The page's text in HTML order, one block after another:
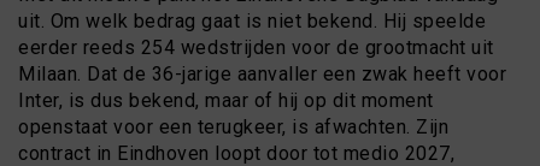
uit. Om welk bedrag gaat is niet bekend. Hij speelde
eerder reeds 254 wedstrijden voor de grootmacht uit
Milaan. Dat de 36-jarige aanvaller een zwak heeft voor
Inter, is dus bekend, maar of hij op dit moment
openstaat voor een terugkeer, is afwachten. Zijn
contract in Eindhoven loopt door tot medio 2027,